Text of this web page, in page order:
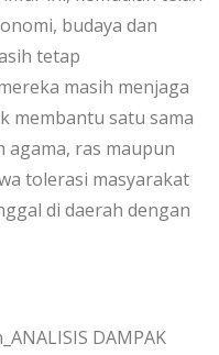
budaya dan
tetap
masih menjaga
membantu satu sama
agama, ras maupun
tolerasi masyarakat
di daerah dengan
DAMPAK